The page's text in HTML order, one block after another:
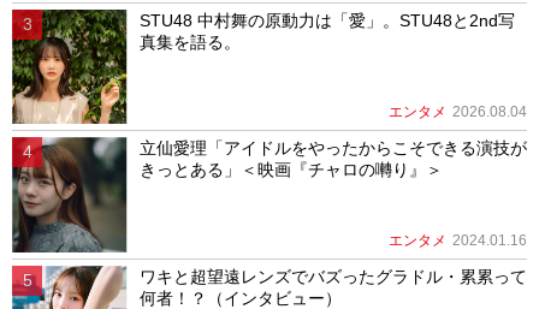
STU48 中村舞の原動力は「愛」。STU48と2nd写
真集を語る。
エンタメ 2026.08.04
立仙愛理「アイドルをやったからこそできる演技が
きっとある」＜映画『チャロの囀り』＞
エンタメ 2024.01.16
ワキと超望遠レンズでバズったグラドル・累累って
何者！？（インタビュー）